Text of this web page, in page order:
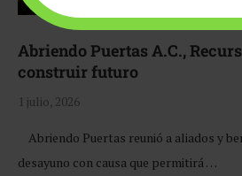
Abriendo Puertas A.C.,
construir futuro
1 julio, 2026
Abriendo Puertas reunió a aliados y
desayuno con causa que permitirá …